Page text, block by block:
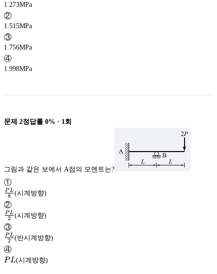
1.273MPa
②
1.515MPa
③
1.756MPa
④
1.998MPa
문제 2정답률 0% · 1 회
그림과 같은 보에서 A점의 모멘트는?
①
\frac{PL}
{8}
8
PL (시계방향)
②
\frac{PL}
{2}
2
PL (시계방향)
③
\frac{PL}
{2}
2
PL (반시계방향)
④
PL
PL(시계방향)